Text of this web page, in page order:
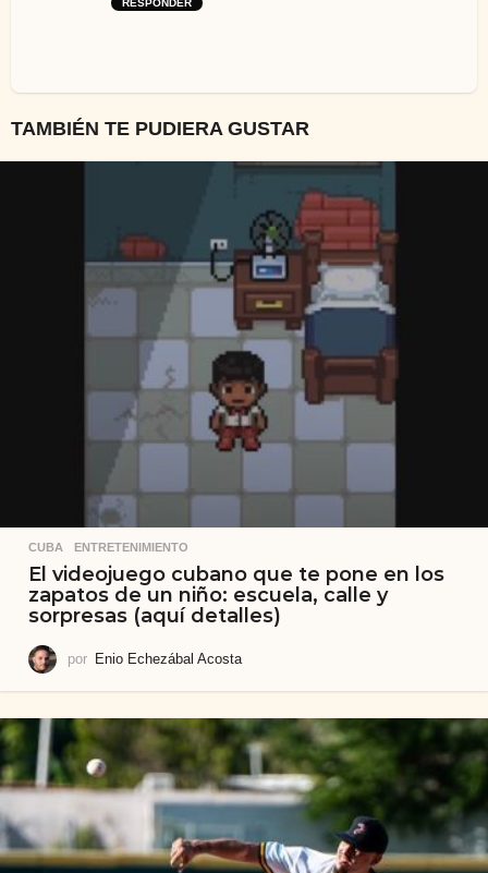
RESPONDER
TAMBIÉN TE PUDIERA GUSTAR
CUBA ,ENTRETENIMIENTO
El videojuego cubano que te pone en los
zapatos de un niño: escuela, calle y
sorpresas (aquí detalles)
por Enio Echezábal Acosta